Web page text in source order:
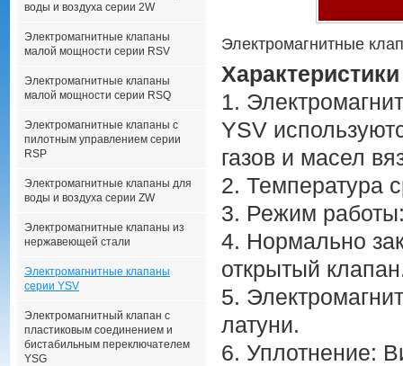
воды и воздуха серии 2W
Электромагнитные клапаны
малой мощности серии RSV
Электромагнитные клапаны
малой мощности серии RSQ
Электромагнитные клапаны с
пилотным управлением серии
RSP
Электромагнитные клапаны для
воды и воздуха серии ZW
Электромагнитные клапаны из
нержавеющей стали
Электромагнитные клапаны
серии YSV
Электромагнитный клапан с
пластиковым соединением и
бистабильным переключателем
YSG
Электромагнитные
Характеристики
1.
YSV
газов и масел
2. Температура
3. Режим
4. Нормально
открытый
5.
латуни.
6. Уплотнение: